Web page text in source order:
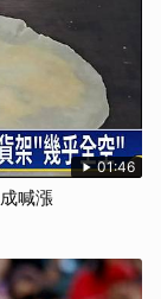
01:46
喊漲